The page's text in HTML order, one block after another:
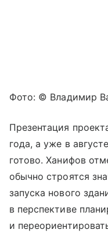
Фото: © Владимир
Презентация
года, а уже в
готово. Ханифов
обычно строятся
запуска нового
в перспективе
и